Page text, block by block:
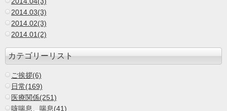
2014.03(3)
2014.02(3)
2014.01(2)
カテゴリーリスト
ご挨拶(6)
日常(169)
医療関係(251)
咳喘息、喘息(41)